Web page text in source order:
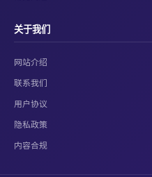
关于我们
网站介绍
联系我们
用户协议
隐私政策
内容合规